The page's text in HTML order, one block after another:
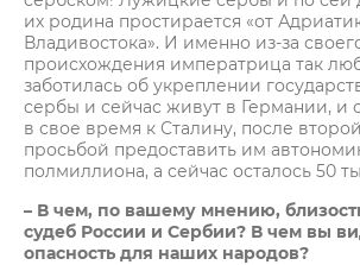
их родина простирается «от
Владивостока». И именно из-за
происхождения императрица так
заботилась об укреплении
сербы и сейчас живут в Германии, и
в свое время к Сталину, после
просьбой предоставить им
полмиллиона, а сейчас осталось 50
– В чем, по вашему мнению,
судеб России и Сербии? В чем вы
опасность для наших народов?